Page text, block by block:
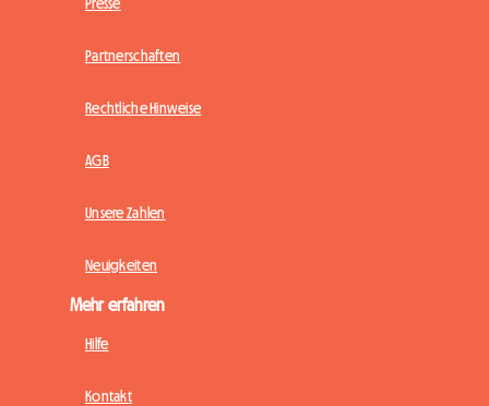
Presse
Partnerschaften
Rechtliche Hinweise
AGB
Unsere Zahlen
Neuigkeiten
Mehr erfahren
Hilfe
Kontakt